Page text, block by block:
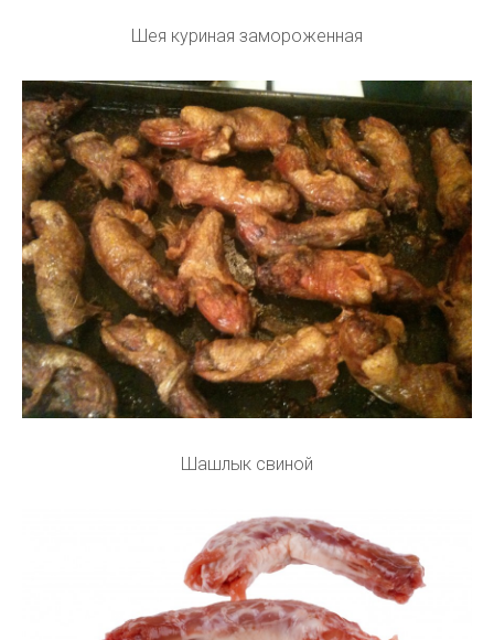
Шея куриная замороженная
Шашлык свиной